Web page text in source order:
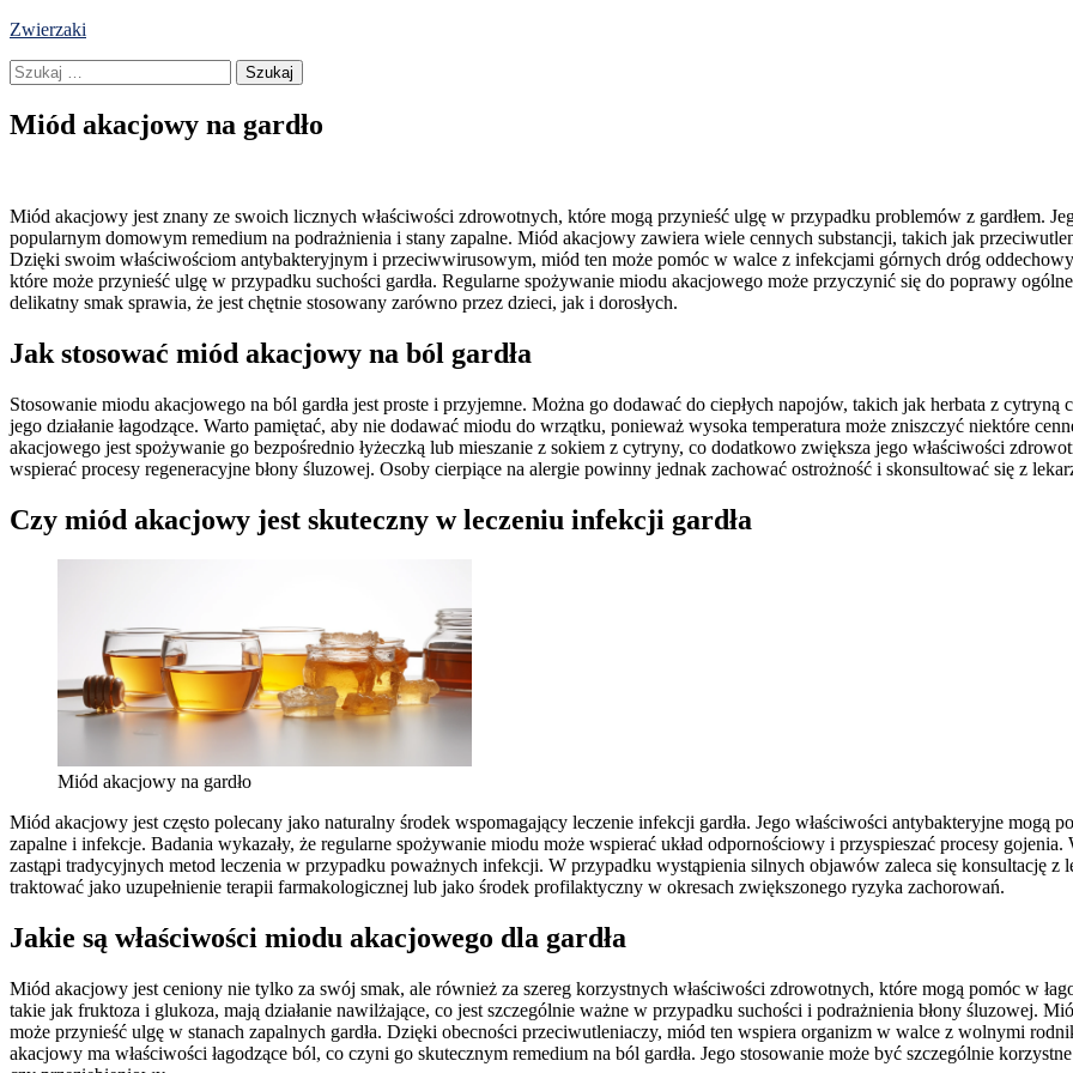
Skip
content
Zwierzaki
Szukaj:
Miód akacjowy na gardło
Miód akacjowy jest znany ze swoich licznych właściwości zdrowotnych, które mogą przynieść ulgę w przypadku problemów z gardłem.
popularnym domowym remedium na podrażnienia i stany zapalne. Miód akacjowy zawiera wiele cennych substancji, takich jak
Dzięki swoim właściwościom antybakteryjnym i przeciwwirusowym, miód ten może pomóc w walce z infekcjami górnych dróg
które może przynieść ulgę w przypadku suchości gardła. Regularne spożywanie miodu akacjowego może przyczynić się do poprawy
delikatny smak sprawia, że jest chętnie stosowany zarówno przez dzieci, jak i dorosłych.
Jak stosować miód akacjowy na ból gardła
Stosowanie miodu akacjowego na ból gardła jest proste i przyjemne. Można go dodawać do ciepłych napojów, takich jak herbata z
jego działanie łagodzące. Warto pamiętać, aby nie dodawać miodu do wrzątku, ponieważ wysoka temperatura może zniszczyć niektóre
akacjowego jest spożywanie go bezpośrednio łyżeczką lub mieszanie z sokiem z cytryny, co dodatkowo zwiększa jego właściwości
wspierać procesy regeneracyjne błony śluzowej. Osoby cierpiące na alergie powinny jednak zachować ostrożność i skonsultować się z
Czy miód akacjowy jest skuteczny w leczeniu infekcji gardła
Miód akacjowy na gardło
Miód akacjowy jest często polecany jako naturalny środek wspomagający leczenie infekcji gardła. Jego właściwości antybakteryjne
zapalne i infekcje. Badania wykazały, że regularne spożywanie miodu może wspierać układ odpornościowy i przyspieszać procesy
zastąpi tradycyjnych metod leczenia w przypadku poważnych infekcji. W przypadku wystąpienia silnych objawów zaleca się konsultację z
traktować jako uzupełnienie terapii farmakologicznej lub jako środek profilaktyczny w okresach zwiększonego ryzyka zachorowań.
Jakie są właściwości miodu akacjowego dla gardła
Miód akacjowy jest ceniony nie tylko za swój smak, ale również za szereg korzystnych właściwości zdrowotnych, które mogą pomóc w
takie jak fruktoza i glukoza, mają działanie nawilżające, co jest szczególnie ważne w przypadku suchości i podrażnienia błony śluzowej.
może przynieść ulgę w stanach zapalnych gardła. Dzięki obecności przeciwutleniaczy, miód ten wspiera organizm w walce z wolnymi
akacjowy ma właściwości łagodzące ból, co czyni go skutecznym remedium na ból gardła. Jego stosowanie może być szczególnie